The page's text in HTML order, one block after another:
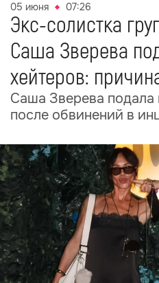
05 июня 07:26
Экс-солистка
Саша Зверева
хейтеров:
Саша Зверева подала
после обвинений в